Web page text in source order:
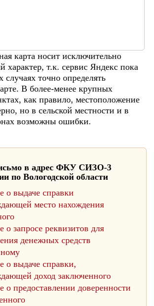
карта носит исключительно
характер, т.к. сервис Яндекс пока
случаях точно определять
В более-менее крупных
как правило, местоположение
но в сельской местности и в
возможны ошибки.
в адрес ФКУ СИЗО-3
по Вологодской области
о выдаче справки
место нахождения
о запросе реквизитов для
денежных средств
о выдаче справки,
доход заключенного
о предоставлении доверенности